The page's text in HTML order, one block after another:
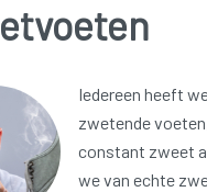
Iedereen heeft
zwetende
constant zweet
we van echte